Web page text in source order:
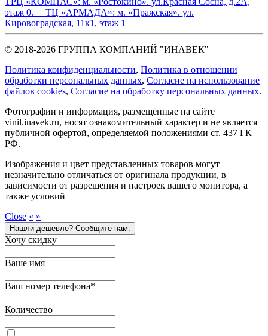
этаж 0. ТЦ «АРМАДА»: м. «Пражская». ул.
Кировоградская, 11к1, этаж 1
© 2018-2026 ГРУППА КОМПАНИЙ "ИНАВЕК"
Политика конфиденциальности, Политика в отношении
обработки персональных данных, Cогласие на использование
файлов cookies, Согласие на обработку персональных данных.
Фотографии и информация, размещённые на сайте
vinil.inavek.ru, носят ознакомительный характер и не является
публичной офертой, определяемой положениями ст. 437 ГК
РФ.
Изображения и цвет представленных товаров могут
незначительно отличаться от оригинала продукции, в
зависимости от разрешения и настроек вашего монитора, а
также условий
Close « »
Нашли дешевле? Сообщите нам.
Хочу скидку
Ваше имя
Ваш номер телефона*
Количество